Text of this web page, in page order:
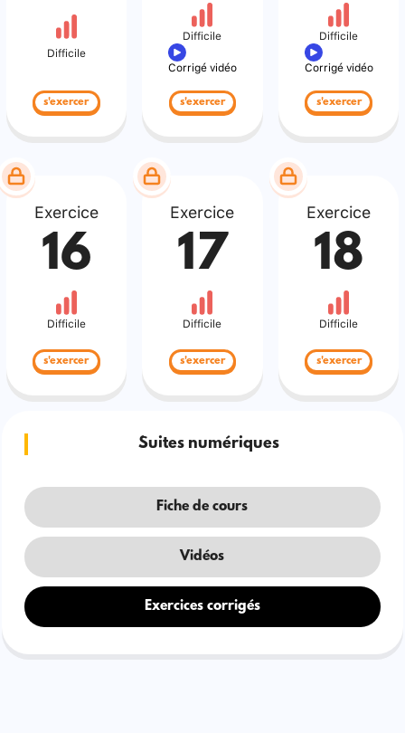
Difficile
s'exercer
Difficile
Corrigé vidéo
s'exercer
Difficile
Corrigé vidéo
s'exercer
Exercice
16
Difficile
s'exercer
Exercice
17
Difficile
s'exercer
Exercice
18
Difficile
s'exercer
Suites numériques
Fiche de cours
Vidéos
Exercices corrigés